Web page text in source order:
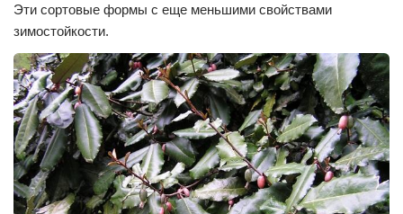
Эти сортовые формы с еще меньшими свойствами
зимостойкости.